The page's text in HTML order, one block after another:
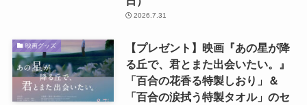
2026.7.31
映画グッズ
【プレゼント】映画『あの星が降
る丘で、君とまた出会いたい。』
「百合の花香る特製しおり」＆
「百合の涙拭う特製タオル」のセ